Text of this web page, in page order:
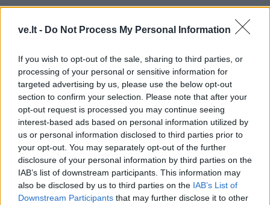
ve.lt - Do Not Process My Personal Information
If you wish to opt-out of the sale, sharing to third parties, or
processing of your personal or sensitive information for
targeted advertising by us, please use the below opt-out
section to confirm your selection. Please note that after your
opt-out request is processed you may continue seeing
interest-based ads based on personal information utilized by
us or personal information disclosed to third parties prior to
your opt-out. You may separately opt-out of the further
disclosure of your personal information by third parties on the
IAB’s list of downstream participants. This information may
also be disclosed by us to third parties on the IAB’s List of
Downstream Participants that may further disclose it to other
TAIP PAT SKAITYKITE